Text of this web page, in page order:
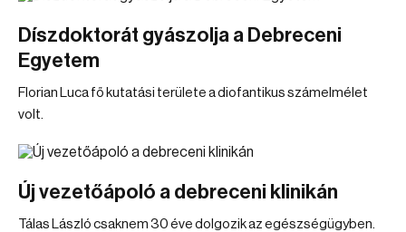
Díszdoktorát gyászolja a Debreceni
Egyetem
Florian Luca fő kutatási területe a diofantikus számelmélet
volt.
Új vezetőápoló a debreceni klinikán
Tálas László csaknem 30 éve dolgozik az egészségügyben.